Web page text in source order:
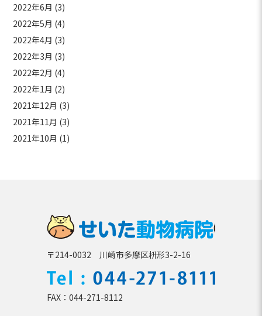
2022年6月 (3)
2022年5月 (4)
2022年4月 (3)
2022年3月 (3)
2022年2月 (4)
2022年1月 (2)
2021年12月 (3)
2021年11月 (3)
2021年10月 (1)
〒214-0032 川崎市多摩区枡形3-2-16
FAX
044-271-8112